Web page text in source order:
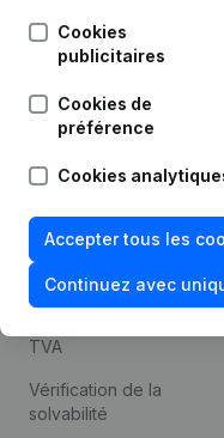
Cookies
publicitaires
Cookies de
préférence
Cookies
Accepter tous les
Continuez avec
1800 Vilvoorde
Compliance et
de la fraude
Consulter des comptes
annuels
TVA
Vérification de la
solvabilité